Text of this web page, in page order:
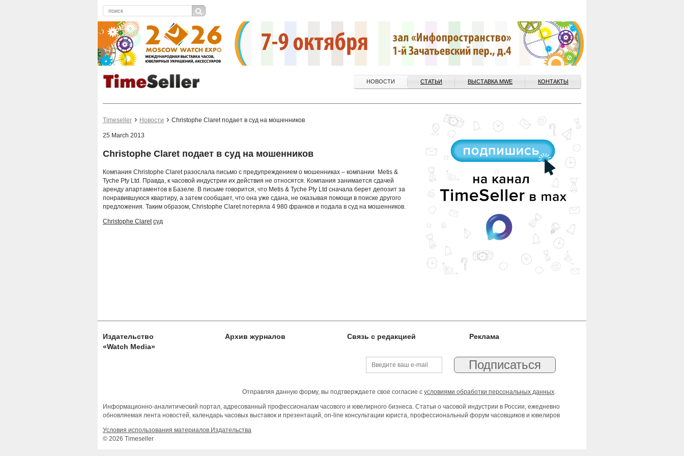
НОВОСТИ СТАТЬИ ВЫСТАВКА MWE КОНТАКТЫ
Timeseller Новости Christophe Claret подает в суд на мошенников
25 March 2013
Christophe Claret подает в суд на мошенников
Компания Christophe Claret разослала письмо с предупреждением о мошенниках – компании Metis &
Tyche Pty Ltd. Правда, к часовой индустрии их действия не относятся. Компания занимается сдачей
аренду апартаментов в Базеле. В письме говорится, что Metis & Tyche Pty Ltd сначала берет депозит за
понравившуюся квартиру, а затем сообщает, что она уже сдана, не оказывая помощи в поиске другого
предложения. Таким образом, Christophe Claret потеряла 4 980 франков и подала в суд на мошенников.
Christophe Claret суд
Издательство
«Watch Media»
Архив журналов Связь с редакцией Реклама
Отправляя данную форму, вы подтверждаете свое согласие с условиями обработки персональных данных.
Информационно-аналитический портал, адресованный профессионалам часового и ювелирного бизнеса. Статьи о часовой индустрии в России, ежедневно
обновляемая лента новостей, календарь часовых выставок и презентаций, on-line консультации юриста, профессиональный форум часовщиков и ювелиров
Условия использования материалов Издательства
© 2026 Timeseller